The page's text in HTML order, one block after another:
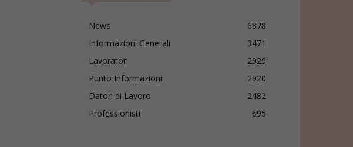
News
6878
Informazioni Generali
3471
Lavoratori
2929
Punto Informazioni
2920
Datori di Lavoro
2482
Professionisti
695